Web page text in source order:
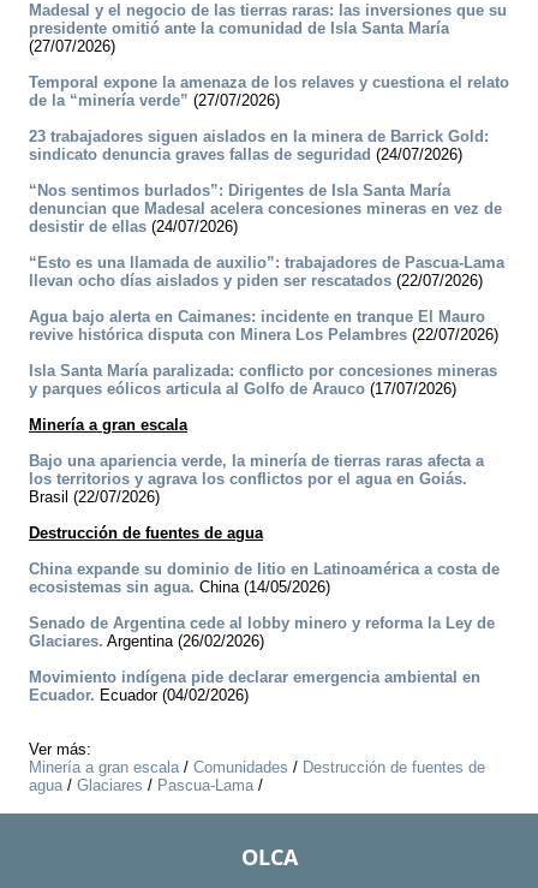
Madesal y el negocio de las tierras raras: las inversiones que su
presidente omitió ante la comunidad de Isla Santa María
(27/07/2026)
Temporal expone la amenaza de los relaves y cuestiona el relato
de la “minería verde” (27/07/2026)
23 trabajadores siguen aislados en la minera de Barrick Gold:
sindicato denuncia graves fallas de seguridad (24/07/2026)
“Nos sentimos burlados”: Dirigentes de Isla Santa María
denuncian que Madesal acelera concesiones mineras en vez de
desistir de ellas (24/07/2026)
“Esto es una llamada de auxilio”: trabajadores de Pascua-Lama
llevan ocho días aislados y piden ser rescatados (22/07/2026)
Agua bajo alerta en Caimanes: incidente en tranque El Mauro
revive histórica disputa con Minera Los Pelambres (22/07/2026)
Isla Santa María paralizada: conflicto por concesiones mineras
y parques eólicos articula al Golfo de Arauco (17/07/2026)
Minería a gran escala
Bajo una apariencia verde, la minería de tierras raras afecta a
los territorios y agrava los conflictos por el agua en Goiás.
Brasil (22/07/2026)
Destrucción de fuentes de agua
China expande su dominio de litio en Latinoamérica a costa de
ecosistemas sin agua. China (14/05/2026)
Senado de Argentina cede al lobby minero y reforma la Ley de
Glaciares. Argentina (26/02/2026)
Movimiento indígena pide declarar emergencia ambiental en
Ecuador. Ecuador (04/02/2026)
Ver más:
Minería a gran escala/ Comunidades / Destrucción de fuentes de
agua/ Glaciares / Pascua-Lama/
OLCA